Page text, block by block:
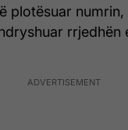
plotësuar numrin,
rrjedhën